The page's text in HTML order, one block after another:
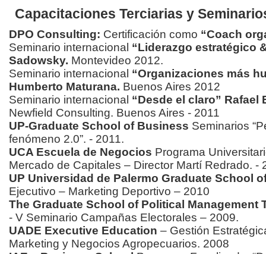
Capacitaciones Terciarias y
DPO Consulting: Certificación como “Coach
Seminario internacional “Liderazgo estratégico
Sadowsky. Montevideo 2012.
Seminario internacional “Organizaciones más
Humberto Maturana. Buenos Aires 2012
Seminario internacional “Desde el claro” Rafael
Newfield Consulting. Buenos Aires - 2011
UP-Graduate School of Business Seminarios
fenómeno 2.0”. - 2011.
UCA Escuela de Negocios Programa
Mercado de Capitales – Director Martí Redrado. -
UP Universidad de Palermo Graduate School
Ejecutivo – Marketing Deportivo – 2010
The Graduate School of Political Management
- V Seminario Campañas Electorales – 2009.
UADE Executive Education – Gestión
Marketing y Negocios Agropecuarios. 2008